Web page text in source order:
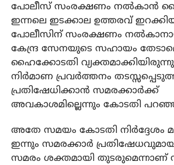
പോലീസ് സംരക്ഷണം നല്‍കാന്‍
ഇന്നലെ ഇടക്കാല ഉത്തരവ്
പോലീസിന് സംരക്ഷണം
കേന്ദ്ര സേനയുടെ സഹായം
ഹൈക്കോടതി
നിര്‍മാണ പ്രവര്‍ത്തനം
പ്രതിഷേധിക്കാന്‍ സമരക്കാര്‍ക്ക്
അവകാശമില്ലെന്നും കോടതി
അതേ സമയം കോടതി നിര്‍ദ്ദേശം
ഇന്നും സമരക്കാര്‍
സമരം ശക്തമായി തുടരുമെന്നാണ്